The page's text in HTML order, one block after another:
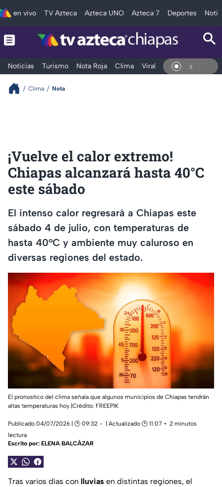
en vivo TV Azteca Azteca UNO Azteca 7 Deportes
Noticias Turismo Nota Roja Clima Viral y Tendencia En
Clima Nota
¡Vuelve el calor extremo!
Chiapas alcanzará hasta 40°C
este sábado
El intenso calor regresará a Chiapas este
sábado 4 de julio, con temperaturas de
hasta 40°C y ambiente muy caluroso en
diversas regiones del estado.
El pronostico del clima señala que algunos municipios de Chiapas tendrán
altas temperaturas hoy.|Crédito: FREEPIK
Publicado 04/07/2026 | 🕑 09:32 | Actualizado 🕑 11:07
2 minutos
lectura
Escrito por: ELENA BALCÁZAR
Tras varios días con lluvias en distintas regiones, el